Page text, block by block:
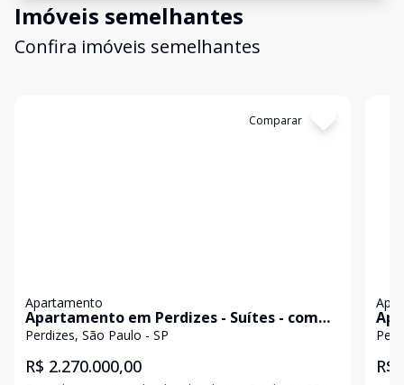
Imóveis semelhantes
Confira imóveis semelhantes
Comparar
Apartamento
Apartamento em Perdizes - Suítes - com
100m²
Perdizes, São Paulo - SP
R$ 2.270.000,00 R$